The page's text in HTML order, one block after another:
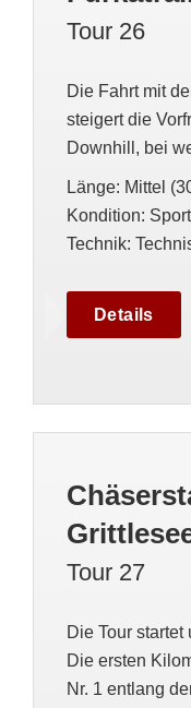
Tour 26
Die Fahrt mit
steigert die
Downhill, bei
Länge: Mittel
Kondition:
Technik:
Details
Tour 27
Die Tour
Die ersten
Nr. 1 entlang